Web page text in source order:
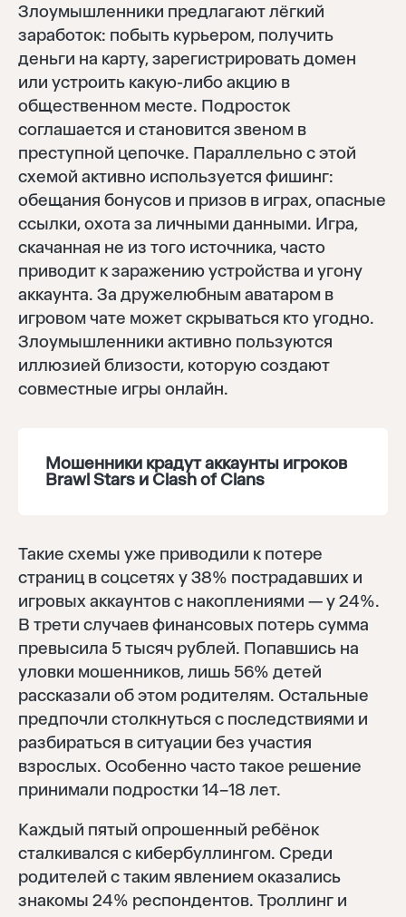
Злоумышленники предлагают лёгкий
заработок: побыть курьером, получить
деньги на карту, зарегистрировать домен
или устроить какую-либо акцию в
общественном месте. Подросток
соглашается и становится звеном в
преступной цепочке. Параллельно с этой
схемой активно используется фишинг:
обещания бонусов и призов в играх, опасные
ссылки, охота за личными данными. Игра,
скачанная не из того источника, часто
приводит к заражению устройства и угону
аккаунта. За дружелюбным аватаром в
игровом чате может скрываться кто угодно.
Злоумышленники активно пользуются
иллюзией близости, которую создают
совместные игры онлайн.
Мошенники крадут аккаунты игроков
Brawl Stars и Clash of Clans
Такие схемы уже приводили к потере
страниц в соцсетях у 38% пострадавших и
игровых аккаунтов с накоплениями — у 24%.
В трети случаев финансовых потерь сумма
превысила 5 тысяч рублей. Попавшись на
уловки мошенников, лишь 56% детей
рассказали об этом родителям. Остальные
предпочли столкнуться с последствиями и
разбираться в ситуации без участия
взрослых. Особенно часто такое решение
принимали подростки 14–18 лет.
Каждый пятый опрошенный ребёнок
сталкивался с кибербуллингом. Среди
родителей с таким явлением оказались
знакомы 24% респондентов. Троллинг и